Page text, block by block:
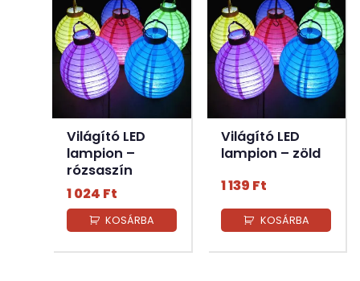
Világító LED
lampion –
rózsaszín
1 024 Ft
KOSÁRBA
Világító LED
lampion – zöld
1 139 Ft
KOSÁRBA